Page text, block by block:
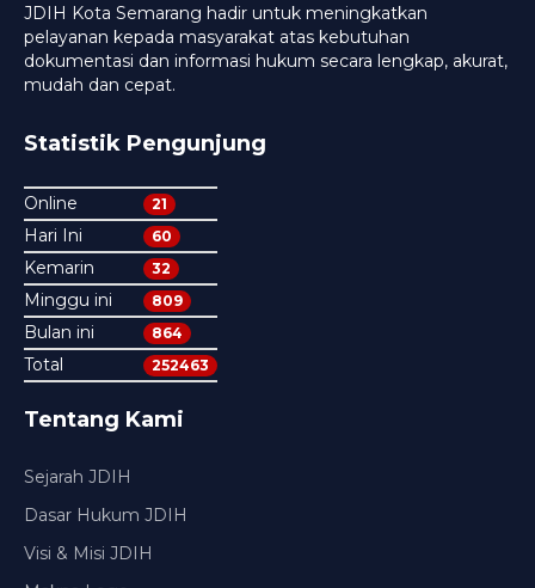
JDIH Kota Semarang hadir untuk meningkatkan
pelayanan kepada masyarakat atas kebutuhan
dokumentasi dan informasi hukum secara lengkap, akurat,
mudah dan cepat.
Statistik Pengunjung
Online 21
Hari Ini 60
Kemarin 32
Minggu ini 809
Bulan ini 864
Total 252463
Tentang Kami
Sejarah JDIH
Dasar Hukum JDIH
Visi & Misi JDIH